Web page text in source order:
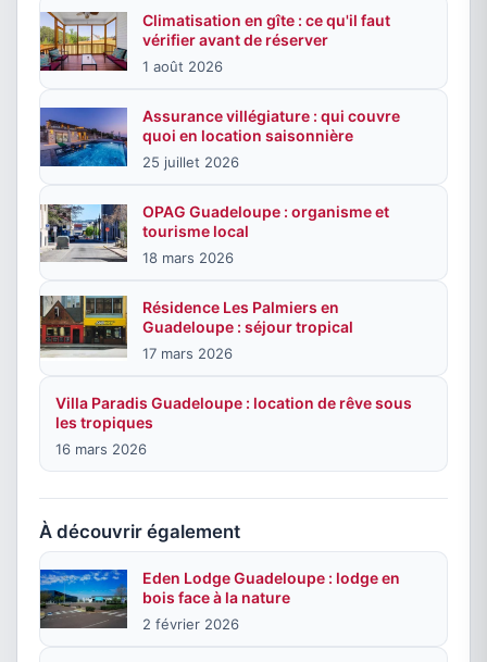
Climatisation en gîte : ce qu'il faut
vérifier avant de réserver
1 août 2026
Assurance villégiature : qui couvre
quoi en location saisonnière
25 juillet 2026
OPAG Guadeloupe : organisme et
tourisme local
18 mars 2026
Résidence Les Palmiers en
Guadeloupe : séjour tropical
17 mars 2026
Villa Paradis Guadeloupe : location de rêve sous
les tropiques
16 mars 2026
À découvrir également
Eden Lodge Guadeloupe : lodge en
bois face à la nature
2 février 2026